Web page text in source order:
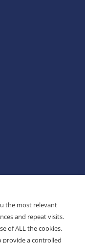
the most relevant
and repeat visits.
of ALL the cookies.
provide a controlled